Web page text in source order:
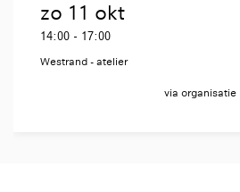
zo 11 okt
14:00 - 17:00
Westrand - atelier
via organisatie